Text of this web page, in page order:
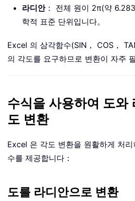
라디안： 전체 원이 2π(약
학적 표준 단위입니다。
Excel 의 삼각함수(SIN， COS，
의 각도를 요구하므로 변환이 자주 필
수식을 사용하여 도와
도 변환
Excel 은 각도 변환을 원활하게 처
수를 제공합니다：
도를 라디안으로 변환